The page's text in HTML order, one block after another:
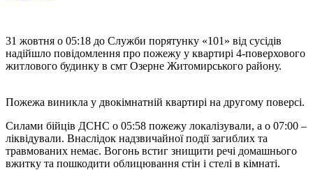
31 жовтня о 05:18 до Служби порятунку «101» від сусідів
надійшло повідомлення про пожежу у квартирі 4-поверхового
житлового будинку в смт Озерне Житомирського району.
Пожежа виникла у двокімнатній квартирі на другому поверсі.
Силами бійців ДСНС о 05:58 пожежу локалізували, а о 07:00 –
ліквідували. Внаслідок надзвичайної події загиблих та
травмованих немає. Вогонь встиг знищити речі домашнього
вжитку та пошкодити облицювання стін і стелі в кімнаті.